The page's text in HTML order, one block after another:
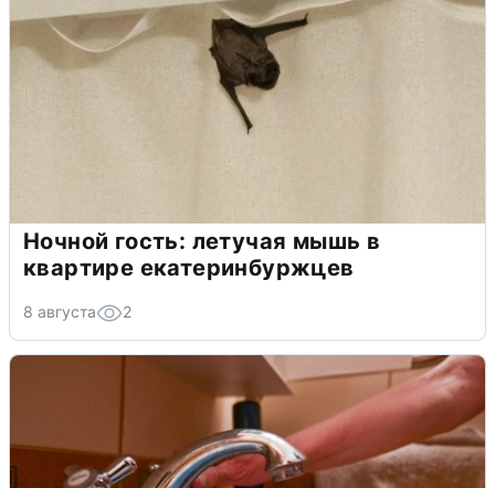
Ночной гость: летучая мышь в
квартире екатеринбуржцев
8 августа 2